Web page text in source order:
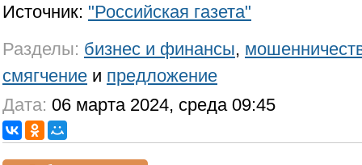
Источник: "Российская газета"
Разделы: бизнес и финансы,
смягчение и предложение
Дата: 06 марта 2024, среда 09:45